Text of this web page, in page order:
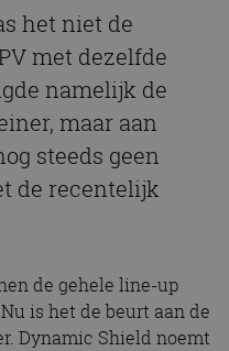
het niet de
met dezelfde
namelijk de
maar aan
steeds geen
de recentelijk
de gehele line-up
is het de beurt aan de
Dynamic Shield noemt